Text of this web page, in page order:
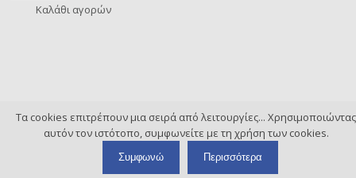
Καλάθι αγορών
© icoolcenter.gr Powered bySoftways
Τα cookies επιτρέπουν μια σειρά από λειτουργίες... Χρησιμοποιώντας
αυτόν τον ιστότοπο, συμφωνείτε με τη χρήση των cookies.
Συμφωνώ Περισσότερα